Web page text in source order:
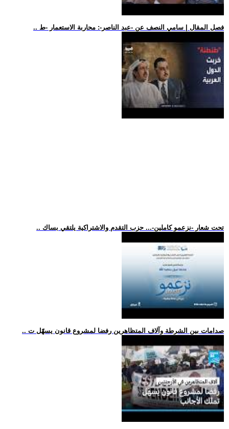
.. فصل المقال | سامي النصف عن -عبد الناصر-: محاربة الاستعمار -ط
.. تحت شعار -نزعمو كاملين-... حزب التقدم والاشتراكية يلتقي بساك
.. صدامات بين الشرطة وآلاف المتظاهرين رفضا لمشروع قانون يسهّل ت